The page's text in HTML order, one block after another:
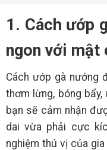
1. Cách ướp
ngon với mật
Cách ướp gà nướng
thơm lừng, bóng
bạn sẽ cảm nhận
dai vừa phải cực
nghiệm thú vị của